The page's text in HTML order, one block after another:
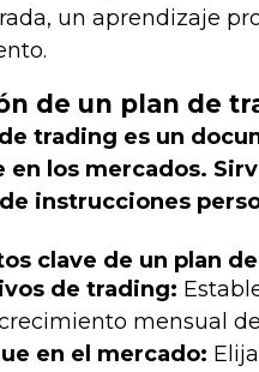
un aprendizaje
de un plan de
trading es un
en los mercados.
instrucciones
clave de un plan de
de trading:
mensual
en el mercado: